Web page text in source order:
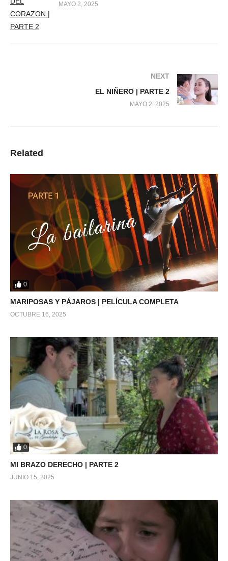
MAYO 2, 2025
NEXT
EL NIÑERO | PARTE 2
MAYO 2, 2025
Related
0
MARIPOSAS Y PÁJAROS | PELÍCULA COMPLETA
OCTUBRE 16, 2025
0
MI BRAZO DERECHO | PARTE 2
JUNIO 15, 2025